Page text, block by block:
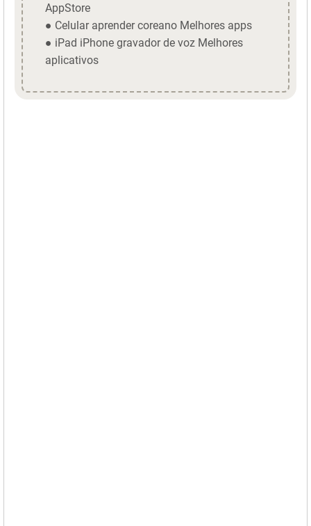
AppStore
● Celular aprender coreano Melhores apps
● iPad iPhone gravador de voz Melhores
aplicativos